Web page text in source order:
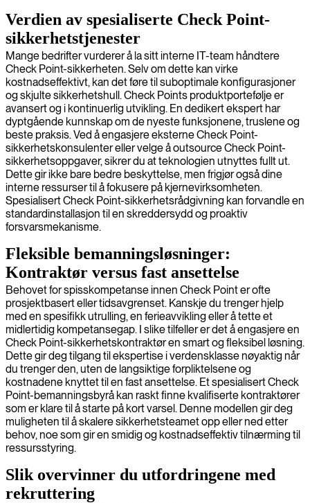
Verdien av spesialiserte Check Point-
sikkerhetstjenester
Mange bedrifter vurderer å la sitt interne IT-team håndtere
Check Point-sikkerheten. Selv om dette kan virke
kostnadseffektivt, kan det føre til suboptimale konfigurasjoner
og skjulte sikkerhetshull. Check Points produktportefølje er
avansert og i kontinuerlig utvikling. En dedikert ekspert har
dyptgående kunnskap om de nyeste funksjonene, truslene og
beste praksis. Ved å engasjere eksterne Check Point-
sikkerhetskonsulenter eller velge å outsource Check Point-
sikkerhetsoppgaver, sikrer du at teknologien utnyttes fullt ut.
Dette gir ikke bare bedre beskyttelse, men frigjør også dine
interne ressurser til å fokusere på kjernevirksomheten.
Spesialisert Check Point-sikkerhetsrådgivning kan forvandle en
standardinstallasjon til en skreddersydd og proaktiv
forsvarsmekanisme.
Fleksible bemanningsløsninger:
Kontraktør versus fast ansettelse
Behovet for spisskompetanse innen Check Point er ofte
prosjektbasert eller tidsavgrenset. Kanskje du trenger hjelp
med en spesifikk utrulling, en ferieavvikling eller å tette et
midlertidig kompetansegap. I slike tilfeller er det å engasjere en
Check Point-sikkerhetskontraktør en smart og fleksibel løsning.
Dette gir deg tilgang til ekspertise i verdensklasse nøyaktig når
du trenger den, uten de langsiktige forpliktelsene og
kostnadene knyttet til en fast ansettelse. Et spesialisert Check
Point-bemanningsbyrå kan raskt finne kvalifiserte kontraktører
som er klare til å starte på kort varsel. Denne modellen gir deg
muligheten til å skalere sikkerhetsteamet opp eller ned etter
behov, noe som gir en smidig og kostnadseffektiv tilnærming til
ressursstyring.
Slik overvinner du utfordringene med
rekruttering